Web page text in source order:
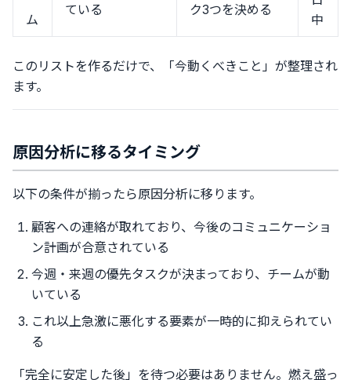
ム
ている
ク3つを決める
中
このリストを作るだけで、「今動くべきこと」が整理され
ます。
原因分析に移るタイミング
以下の条件が揃ったら原因分析に移ります。
顧客への連絡が取れており、今後のコミュニケーショ
ン計画が合意されている
今週・来週の優先タスクが決まっており、チームが動
いている
これ以上急激に悪化する要素が一時的に抑えられてい
る
「完全に安定した後」を待つ必要はありません。燃え盛っ